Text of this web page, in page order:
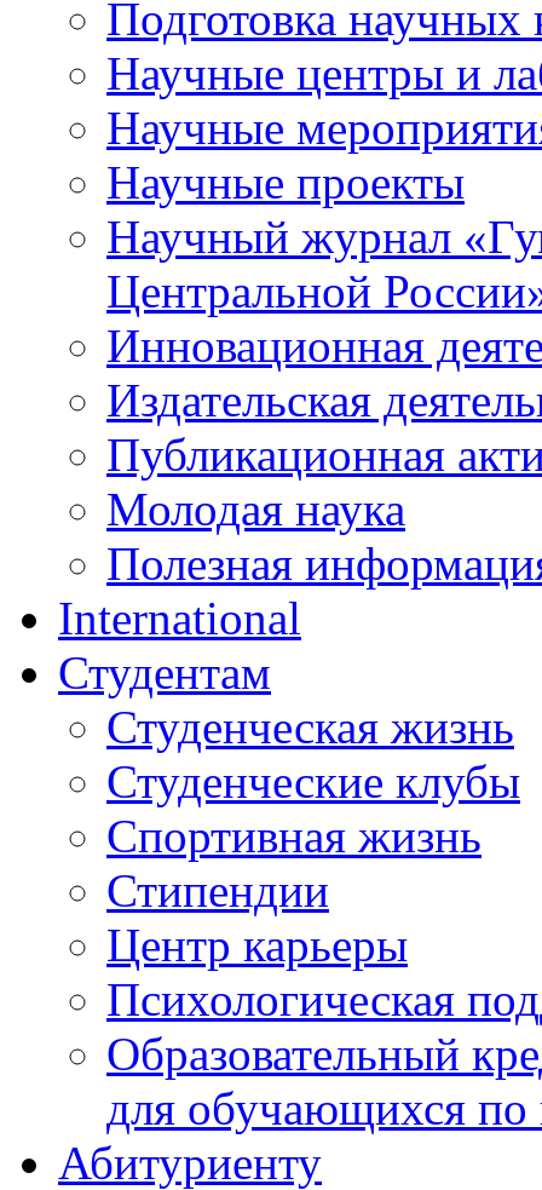
Подготовка научных
Научные центры и
Научные
Научные проекты
Научный журнал «
Центральной
Инновационная
Издательская
Публикационная
Молодая наука
Полезная
International
Студентам
Студенческая жизнь
Студенческие клубы
Спортивная жизнь
Стипендии
Центр карьеры
Психологическая
Образовательный
для обучающихся
Абитуриенту